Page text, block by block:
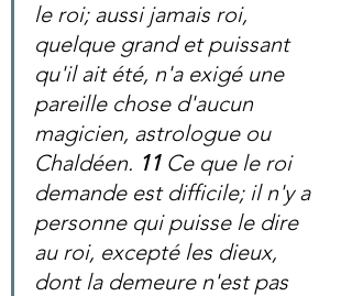
le roi; aussi jamais roi,
quelque grand et puissant
qu'il ait été, n'a exigé une
pareille chose d'aucun
magicien, astrologue ou
Chaldéen. 11 Ce que le roi
demande est difficile; il n'y a
personne qui puisse le dire
au roi, excepté les dieux,
dont la demeure n'est pas